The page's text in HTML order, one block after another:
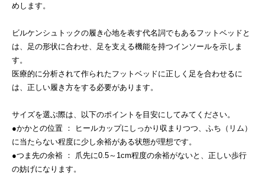
めします。
ビルケンシュトックの履き心地を表す代名詞でもあるフットベッドと
は、足の形状に合わせ、足を支える機能を持つインソールを示しま
す。
医療的に分析されて作られたフットベッドに正しく足を合わせるに
は、正しい履き方をする必要があります。
サイズを選ぶ際は、以下のポイントを目安にしてみてください。
●かかとの位置 ： ヒールカップにしっかり収まりつつ、ふち（リム）
に当たらない程度に少し余裕がある状態が理想です。
●つま先の余裕 ： 爪先に0.5～1cm程度の余裕がないと、正しい歩行
の妨げになります。